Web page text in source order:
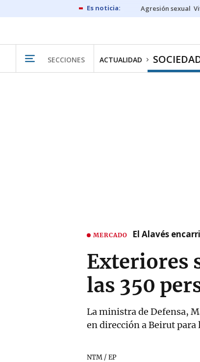
Agresión sexual
SECCIONES ACTUALIDAD
MERCADO El Alavés
Exteriores
las 350
La ministra de Defensa,
en dirección a Beirut para
NTM / EP